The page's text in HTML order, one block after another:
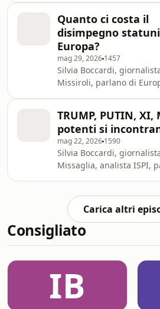
economica e politica
cinque anni dopo la
da parte dei talebani.
about your ad choices. Visit
megaphone.fm/adchoices
Quanto ci costa il
disimpegno
Europa?
mag 29, 2026 1457
Silvia Boccardi,
Missiroli, parlano di
about your ad choices.
megaphone.fm/adchoices
TRUMP, PUTIN, XI,
potenti si
mag 22, 2026 1590
Silvia Boccardi,
Missaglia, analista ISPI,
rappresentano per
FONTI SkyTG24 CNN News 18 News X
Live @Hardik-1947 @GiorgiaMeloni
Learn more about your ad
Carica altri
Consigliato
IB